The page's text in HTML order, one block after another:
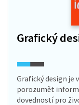
Grafický
Grafický design je
porozumět
dovedností pro